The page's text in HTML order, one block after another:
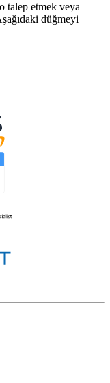
talep etmek veya
düğmeyi